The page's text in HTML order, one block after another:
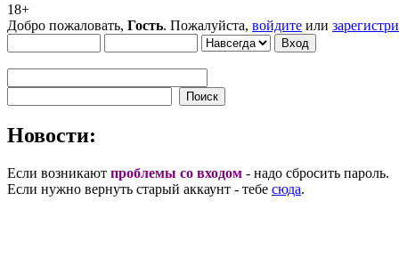
18+
Добро пожаловать, Гость. Пожалуйста, войдите или
Новости:
Если возникают проблемы со входом - надо сбросить пароль.
Если нужно вернуть старый аккаунт - тебе сюда.